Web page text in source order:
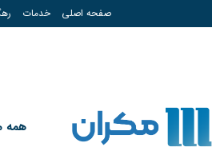
صفحه اصلی خدمات
همه